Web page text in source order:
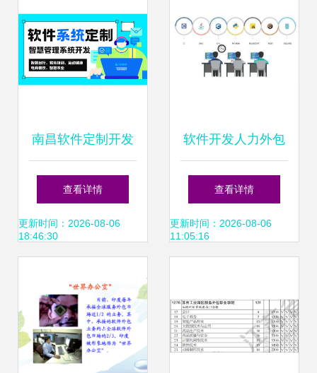
南昌软件定制开发
一站式H5小程序与
APP外包服务引领
查看详情
更新时间：2026-08-06
18:46:30
软件开发人力外包
要注意这几点
查看详情
更新时间：2026-08-06
11:05:16